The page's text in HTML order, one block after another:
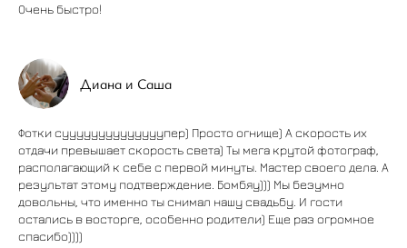
Очень быстро!
Диана и Саша
Фотки суууууууууууууупер) Просто огнище) А скорость их
отдачи превышает скорость света) Ты мега крутой фотограф,
располагающий к себе с первой минуты. Мастер своего дела. А
результат этому подтверждение. Бомбяу))) Мы безумно
довольны, что именно ты снимал нашу свадьбу. И гости
остались в восторге, особенно родители) Еще раз огромное
спасибо))))